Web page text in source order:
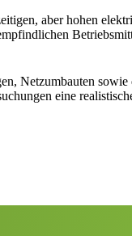
aber hohen
Netzumbauten sowie
eine